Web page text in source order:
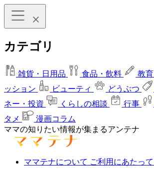
カテゴリ
雑貨・日用品 食品・飲料 教育
ッション
ビューティ どうぶつ
ネー・投資
くらしの相談 行事
タメ
漫画コラム
ママの知りたい情報が集まるアンテナ
ママテナについて ご利用にあたって